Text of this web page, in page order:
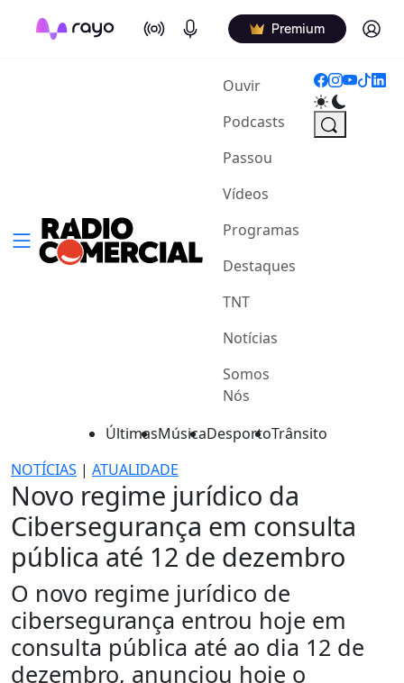
On Air Podcasts Premium Log in
Ouvir(current)
Podcasts
Passou
Vídeos
Programas
Destaques
TNT
Notícias
Somos
Nós
ÚltimasMúsicaDesportoTrânsito
NOTÍCIAS | ATUALIDADE
Novo regime jurídico da
Cibersegurança em consulta
pública até 12 de dezembro
O novo regime jurídico de
cibersegurança entrou hoje em
consulta pública até ao dia 12 de
dezembro, anunciou hoje o